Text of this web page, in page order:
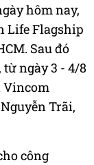
hôm nay,
Life Flagship
Sau đó
ngày 3 - 4/8
Vincom
Nguyễn Trãi,
công